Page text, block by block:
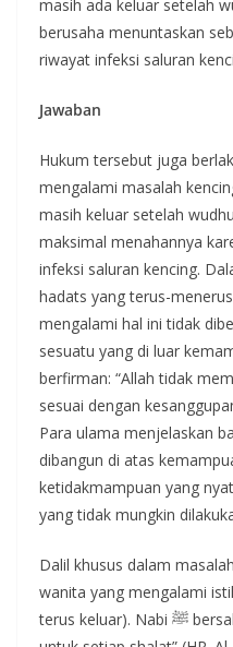
masih ada keluar setelah
berusaha menuntaskan
riwayat infeksi saluran
Jawaban
Hukum tersebut juga
mengalami masalah
masih keluar setelah
maksimal menahannya
infeksi saluran kencing.
hadats yang terus-
mengalami hal ini tidak
sesuatu yang di luar
berfirman: “Allah tidak
sesuai dengan
Para ulama menjelaskan
dibangun di atas
ketidakmampuan yang
yang tidak mungkin
Dalil khusus dalam
wanita yang mengalami
terus keluar). Nabi ﷺ bersabda: “Kemudian berwudhulah